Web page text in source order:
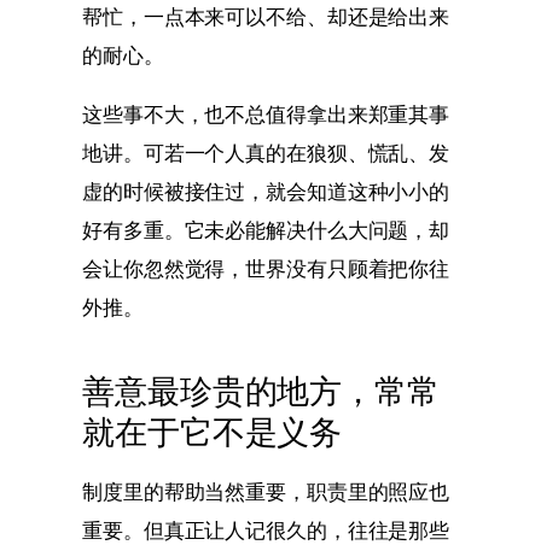
帮忙，一点本来可以不给、却还是给出来
的耐心。
这些事不大，也不总值得拿出来郑重其事
地讲。可若一个人真的在狼狈、慌乱、发
虚的时候被接住过，就会知道这种小小的
好有多重。它未必能解决什么大问题，却
会让你忽然觉得，世界没有只顾着把你往
外推。
善意最珍贵的地方，常常
就在于它不是义务
制度里的帮助当然重要，职责里的照应也
重要。但真正让人记很久的，往往是那些